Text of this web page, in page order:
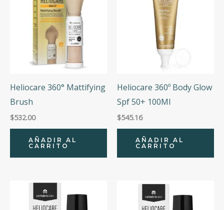
Heliocare 360° Mattifying
Brush
$532.00
AÑADIR AL
CARRITO
Heliocare 360º Body Glow
Spf 50+ 100Ml
$545.16
AÑADIR AL
CARRITO